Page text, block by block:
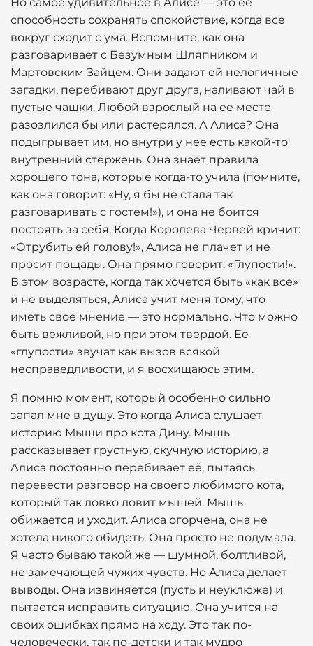
способность сохранять спокойствие, когда все
вокруг сходит с ума. Вспомните, как она
разговаривает с Безумным Шляпником и
Мартовским Зайцем. Они задают ей нелогичные
загадки, перебивают друг друга, наливают чай в
пустые чашки. Любой взрослый на ее месте
разозлился бы или растерялся. А Алиса? Она
подыгрывает им, но внутри у нее есть какой-то
внутренний стержень. Она знает правила
хорошего тона, которые когда-то учила (помните,
как она говорит: «Ну, я бы не стала так
разговаривать с гостем!»), и она не боится
постоять за себя. Когда Королева Червей кричит:
«Отрубить ей голову!», Алиса не плачет и не
просит пощады. Она прямо говорит: «Глупости!».
В этом возрасте, когда так хочется быть «как все»
и не выделяться, Алиса учит меня тому, что
иметь свое мнение — это нормально. Что можно
быть вежливой, но при этом твердой. Ее
«глупости» звучат как вызов всякой
несправедливости, и я восхищаюсь этим.
Я помню момент, который особенно сильно
запал мне в душу. Это когда Алиса слушает
историю Мыши про кота Дину. Мышь
рассказывает грустную, скучную историю, а
Алиса постоянно перебивает её, пытаясь
перевести разговор на своего любимого кота,
который так ловко ловит мышей. Мышь
обижается и уходит. Алиса огорчена, она не
хотела никого обидеть. Она просто не подумала.
Я часто бываю такой же — шумной, болтливой,
не замечающей чужих чувств. Но Алиса делает
выводы. Она извиняется (пусть и неуклюже) и
пытается исправить ситуацию. Она учится на
своих ошибках прямо на ходу. Это так по-
человечески, так по-детски и так мудро